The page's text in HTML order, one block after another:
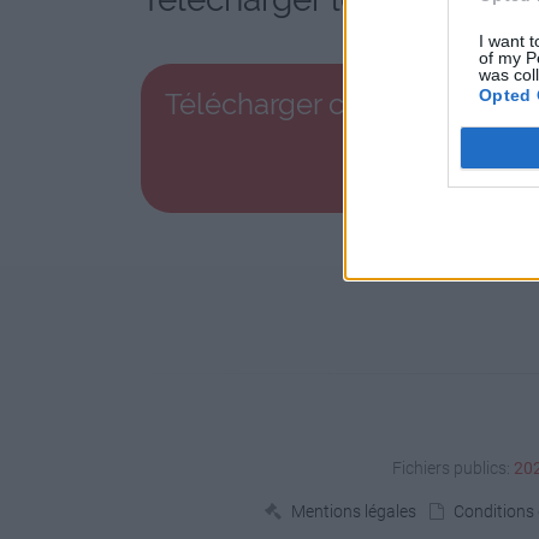
I want
of my
was
Opted
Télécharger chico. anniv.jpg
Fichiers publics:
Mentions légales